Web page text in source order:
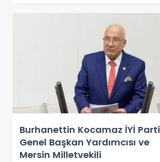
Burhanettin Kocamaz İYİ Parti
Genel Başkan Yardımcısı ve
Mersin Milletvekili